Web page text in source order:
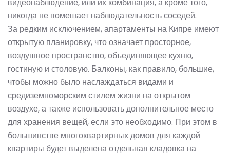
никогда не помешает наблюдательность соседей.
За редким исключением, апартаменты на Кипре имеют
открытую планировку, что означает просторное,
воздушное пространство, объединяющее кухню,
гостиную и столовую. Балконы, как правило, большие,
чтобы можно было наслаждаться видами и
средиземноморским стилем жизни на открытом
воздухе, а также использовать дополнительное место
для хранения вещей, если это необходимо. При этом в
большинстве многоквартирных домов для каждой
квартиры будет выделена отдельная кладовка на